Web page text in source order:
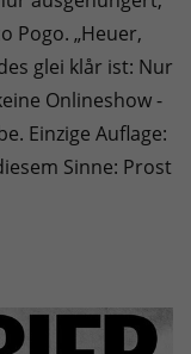
Pogo. „Heuer,
glei klår ist: Nur
Onlineshow -
Einzige Auflage:
Sinne: Prost